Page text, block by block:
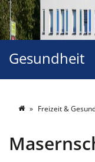
Gesundheit
Freizeit &